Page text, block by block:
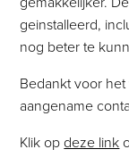
geinstalleerd,
nog beter te
Bedankt voor
aangename
Klik opdeze link